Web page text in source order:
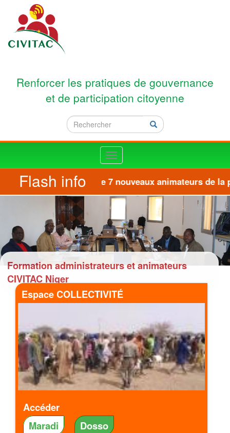
Aller au contenu principal
Renforcer les pratiques de gouvernance
et de participation citoyenne
Rechercher Rechercher
Toggle
navigation
Flash info
Formation de 7 nouveaux animateurs de la
Formation administrateurs et animateurs
CIVITAC Niger
Espace COLLECTIVITÉ
Accéder
Maradi
Dosso